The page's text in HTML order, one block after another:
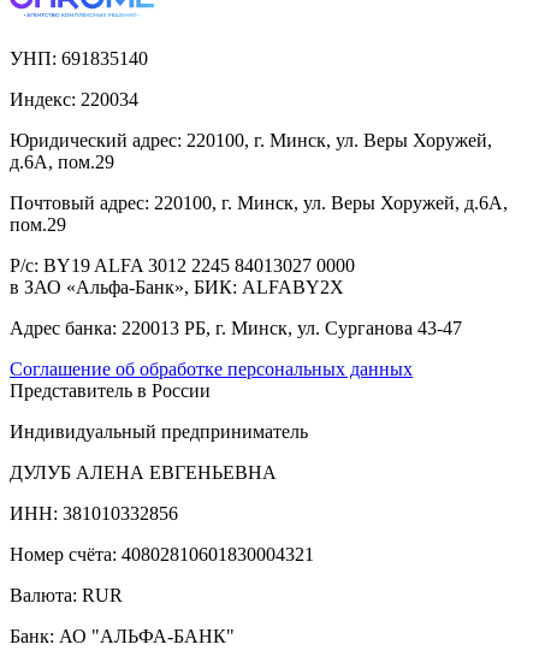
УНП: 691835140
Индекс: 220034
Юридический адрес: 220100, г. Минск, ул. Веры Хоружей,
д.6А, пом.29
Почтовый адрес: 220100, г. Минск, ул. Веры Хоружей, д.6А,
пом.29
Р/с: BY19 ALFA 3012 2245 84013027 0000
в ЗАО «Альфа-Банк», БИК: ALFABY2X
Адрес банка: 220013 РБ, г. Минск, ул. Сурганова 43-47
Соглашение об обработке персональных данных
Представитель в России
Индивидуальный предприниматель
ДУЛУБ АЛЕНА ЕВГЕНЬЕВНА
ИНН: 381010332856
Номер счёта: 40802810601830004321
Валюта: RUR
Банк: АО "АЛЬФА-БАНК"